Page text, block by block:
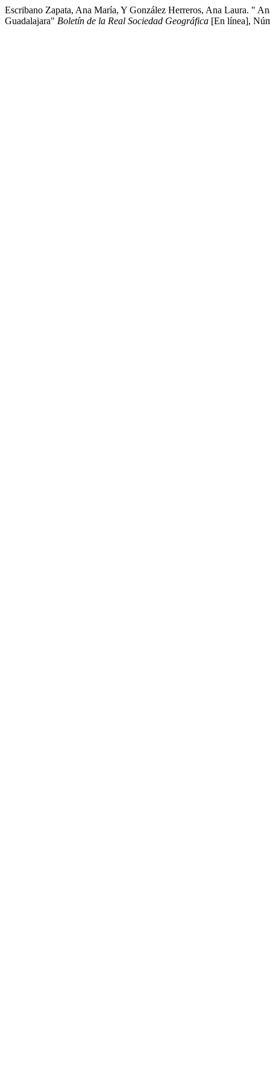
Escribano Zapata, Ana María, Y González Herreros, Ana Laura. "
Guadalajara" Boletín de la Real Sociedad Geográfica [En línea],